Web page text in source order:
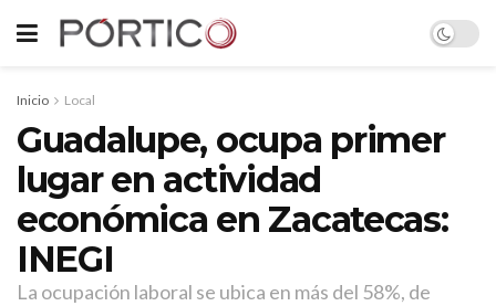
Inicio Local
Guadalupe, ocupa primer
lugar en actividad
económica en Zacatecas:
INEGI
La ocupación laboral se ubica en más del 58%, de